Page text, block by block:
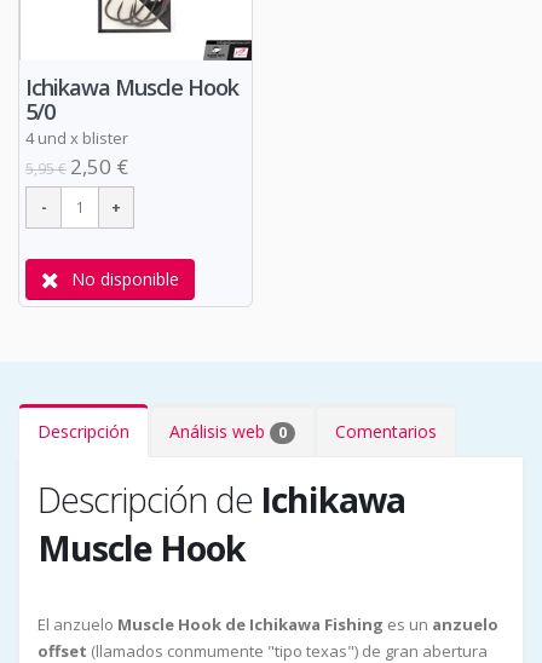
Ichikawa Muscle Hook
5/0
4 und x blister
5,95 € 2,50 €
No disponible
Descripción Análisis web 0 Comentarios
Descripción de Ichikawa
Muscle Hook
El anzuelo Muscle Hook de Ichikawa Fishing es un anzuelo
offset (llamados conmumente "tipo texas") de gran abertura